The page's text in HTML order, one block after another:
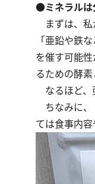
●ミネラルは
まずは、私
「亜鉛や鉄
を催す可能
るための酵
なるほど、
ちなみに、
ては食事内